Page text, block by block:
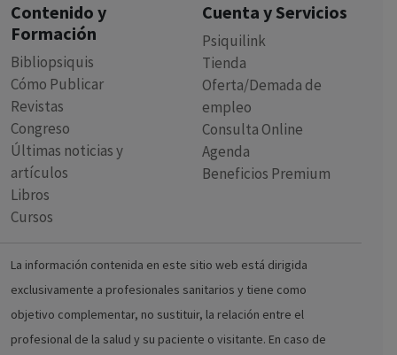
Contenido y
Formación
Bibliopsiquis
Cómo Publicar
Revistas
Congreso
Últimas noticias y
artículos
Libros
Cursos
Cuenta y Servicios
Psiquilink
Tienda
Oferta/Demada de
empleo
Consulta Online
Agenda
Beneficios Premium
La información contenida en este sitio web está dirigida
exclusivamente a profesionales sanitarios y tiene como
objetivo complementar, no sustituir, la relación entre el
profesional de la salud y su paciente o visitante. En caso de